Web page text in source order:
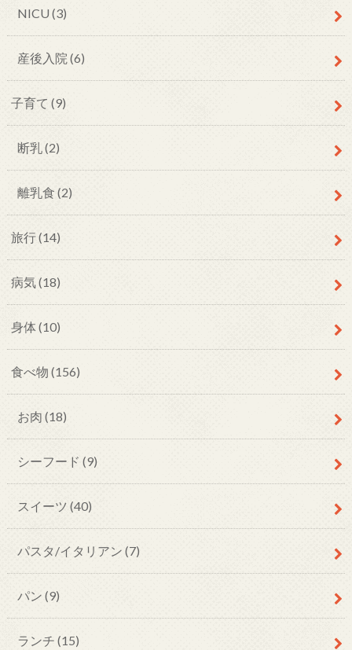
NICU (3)
産後入院 (6)
子育て (9)
断乳(2)
離乳食 (2)
旅行(14)
病気(18)
身体(10)
食べ物 (156)
お肉 (18)
シーフード (9)
スイーツ (40)
パスタ/イタリアン (7)
パン (9)
ランチ (15)